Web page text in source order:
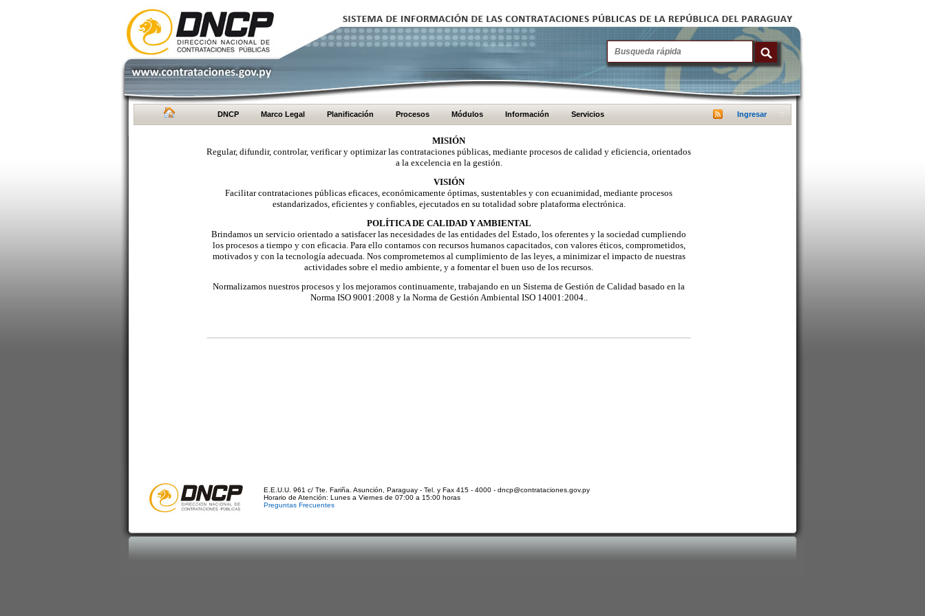
DNCP Marco Legal Planificación Procesos Módulos Información Servicios Ingresar
MISIÓN
Regular, difundir, controlar, verificar y optimizar las contrataciones públicas, mediante procesos de calidad y eficiencia, orientados
a la excelencia en la gestión.
VISIÓN
Facilitar contrataciones públicas eficaces, económicamente óptimas, sustentables y con ecuanimidad, mediante procesos
estandarizados, eficientes y confiables, ejecutados en su totalidad sobre plataforma electrónica.
POLÍTICA DE CALIDAD Y AMBIENTAL
Brindamos un servicio orientado a satisfacer las necesidades de las entidades del Estado, los oferentes y la sociedad cumpliendo
los procesos a tiempo y con eficacia. Para ello contamos con recursos humanos capacitados, con valores éticos, comprometidos,
motivados y con la tecnología adecuada. Nos comprometemos al cumplimiento de las leyes, a minimizar el impacto de nuestras
actividades sobre el medio ambiente, y a fomentar el buen uso de los recursos.
Normalizamos nuestros procesos y los mejoramos continuamente, trabajando en un Sistema de Gestión de Calidad basado en la
Norma ISO 9001:2008 y la Norma de Gestión Ambiental ISO 14001:2004..
E.E.U.U. 961 c/ Tte. Fariña. Asunción, Paraguay - Tel. y Fax 415 - 4000 - dncp@contrataciones.gov.py
Horario de Atención: Lunes a Viernes de 07:00 a 15:00 horas
Preguntas Frecuentes